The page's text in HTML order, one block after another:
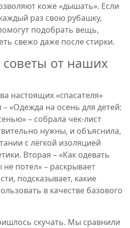
коже «дышать». Если
раз свою рубашку,
подобрать вещь,
свежо даже после стирки.
советы от наших
настоящих «спасателя»
– «Одежда на осень для детей:
– собрала чек‑лист
нужны, и объяснила,
с лёгкой изоляцией
Вторая – «Как одевать
потел» – раскрывает
подсказывает, какие
в качестве базового
скучать. Мы сравнили